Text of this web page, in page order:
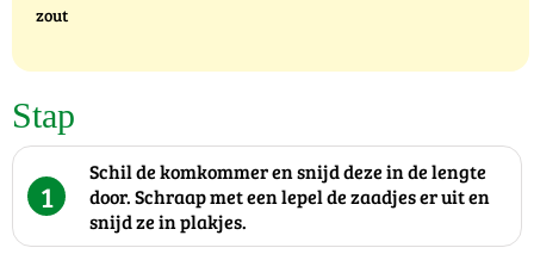
zout
Stap
1
Schil de komkommer en snijd deze in de lengte
door. Schraap met een lepel de zaadjes er uit en
snijd ze in plakjes.